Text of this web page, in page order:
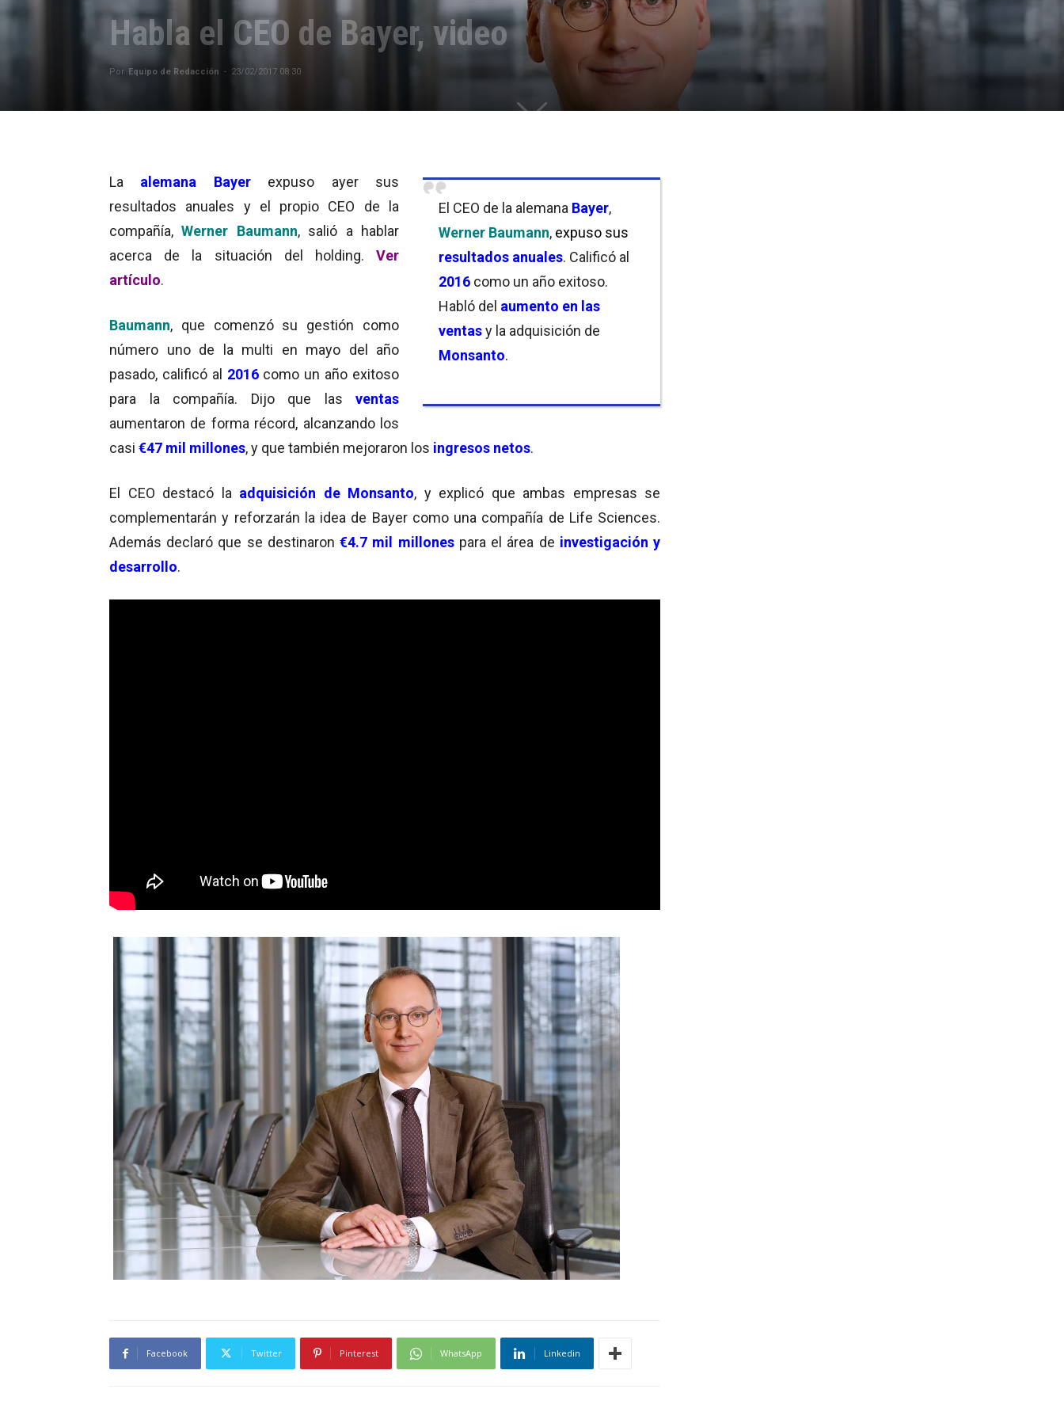
Habla el CEO de Bayer, video
Por Equipo de Redacción - 23/02/2017 08:30
El CEO de la alemana Bayer,
Werner Baumann, expuso sus
resultados anuales. Calificó al
2016 como un año exitoso.
Habló del aumento en las
ventasy la adquisición de
Monsanto.
La alemana Bayerexpuso ayer sus
resultados anuales y el propio CEO de la
compañía,Werner Baumann, salió a hablar
acerca de la situación del holding. Ver
artículo.
Baumann, que comenzó su gestión como
número uno de la multi en mayo del año
pasado, calificó al 2016como un año exitoso
para la compañía. Dijo que las ventas
aumentaron de forma récord, alcanzando los
casi €47 mil millones, y que también mejoraron los ingresos netos.
El CEO destacó la adquisición de Monsanto, y explicó que ambas empresas se
complementarán y reforzarán la idea de Bayer como una compañía de Life Sciences.
Además declaró que se destinaron€4.7 mil millones para el área de investigación y
desarrollo.
Facebook Twitter Pinterest WhatsApp Linkedin